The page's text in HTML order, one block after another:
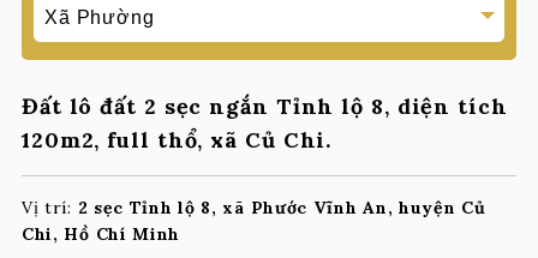
Đất lô đất 2 sẹc ngắn Tỉnh lộ 8, diện tích
120m2, full thổ, xã Củ Chi.
Vị trí: 2 sẹc Tỉnh lộ 8, xã Phước Vĩnh An, huyện Củ
Chi, Hồ Chí Minh